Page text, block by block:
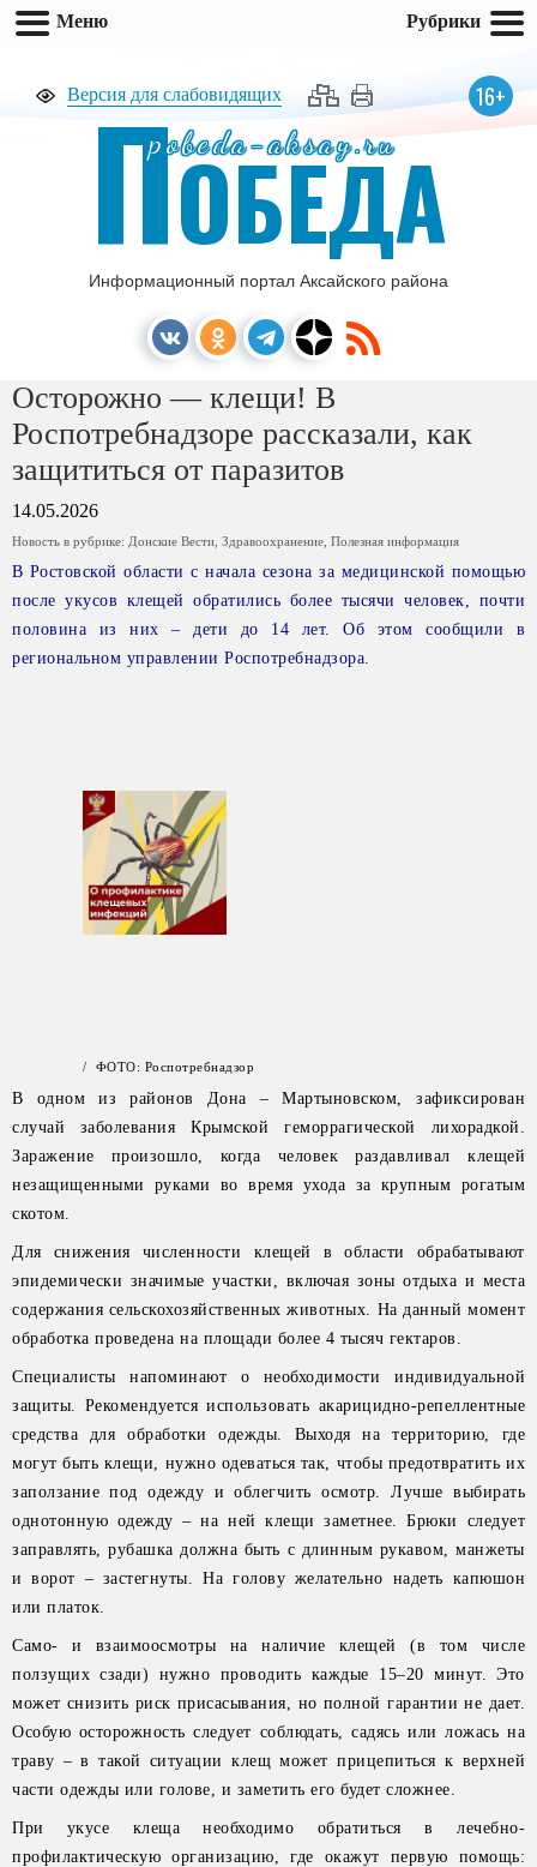
Версия для слабовидящих 16+
pobeda-aksay.ru
ПОБЕДА
Информационный портал Аксайского района
Осторожно — клещи! В
Роспотребнадзоре рассказали, как
защититься от паразитов
14.05.2026
Новость в рубрике: Донские Вести Здравоохранение Полезная информация
В Ростовской области с начала сезона за медицинской помощью
после укусов клещей обратились более тысячи человек, почти
половина из них – дети до 14 лет. Об этом сообщили в
региональном управлении Роспотребнадзора.
/ ФОТО: Роспотребнадзор
В одном из районов Дона – Мартыновском, зафиксирован
случай заболевания Крымской геморрагической лихорадкой.
Заражение произошло, когда человек раздавливал клещей
незащищенными руками во время ухода за крупным рогатым
скотом.
Для снижения численности клещей в области обрабатывают
эпидемически значимые участки, включая зоны отдыха и места
содержания сельскохозяйственных животных. На данный момент
обработка проведена на площади более 4 тысяч гектаров.
Специалисты напоминают о необходимости индивидуальной
защиты. Рекомендуется использовать акарицидно-репеллентные
средства для обработки одежды. Выходя на территорию, где
могут быть клещи, нужно одеваться так, чтобы предотвратить их
заползание под одежду и облегчить осмотр. Лучше выбирать
однотонную одежду – на ней клещи заметнее. Брюки следует
заправлять, рубашка должна быть с длинным рукавом, манжеты
и ворот – застегнуты. На голову желательно надеть капюшон
или платок.
Само- и взаимоосмотры на наличие клещей (в том числе
ползущих сзади) нужно проводить каждые 15–20 минут. Это
может снизить риск присасывания, но полной гарантии не дает.
Особую осторожность следует соблюдать, садясь или ложась на
траву – в такой ситуации клещ может прицепиться к верхней
части одежды или голове, и заметить его будет сложнее.
При укусе клеща необходимо обратиться в лечебно-
профилактическую организацию, где окажут первую помощь:
Меню Рубрики